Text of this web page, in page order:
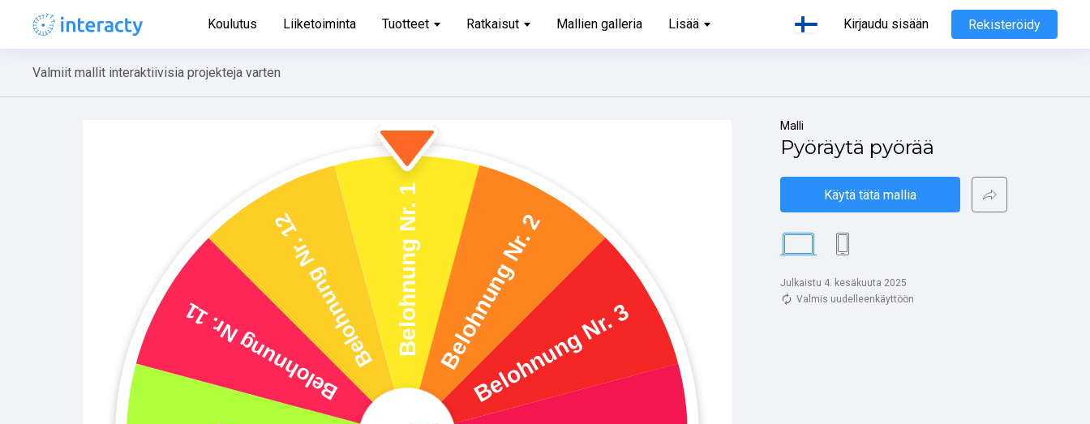
Koulutus Liiketoiminta Tuotteet Ratkaisut Mallien galleria Lisää Kirjaudu sisään Rekisteröidy
Valmiit mallit interaktiivisia projekteja varten
Malli
Pyöräytä pyörää
Käytä tätä mallia
Julkaistu 4. kesäkuuta 2025
Valmis uudelleenkäyttöön